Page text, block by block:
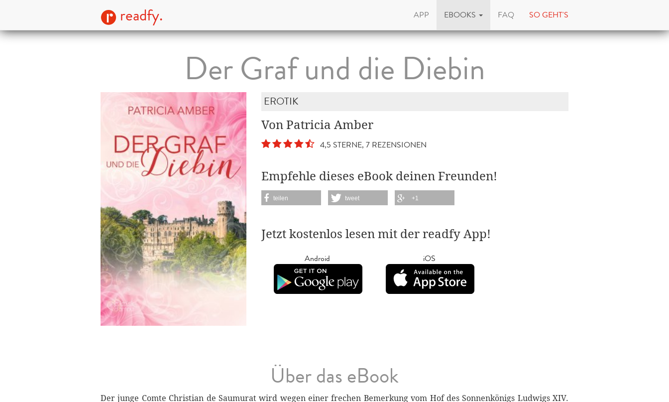
readfy. APP EBOOKS FAQ SO GEHT'S
Der Graf und die Diebin
EROTIK
Von Patricia Amber
4,5 STERNE, 7 REZENSIONEN
Empfehle dieses eBook deinen Freunden!
teilen tweet +1
Jetzt kostenlos lesen mit der readfy App!
Android iOS
Über das eBook
Der junge Comte Christian de Saumurat wird wegen einer frechen Bemerkung vom Hof des Sonnenkönigs Ludwigs XIV.